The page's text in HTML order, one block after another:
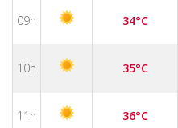
09h 34°C
10h 35°C
11h 36°C